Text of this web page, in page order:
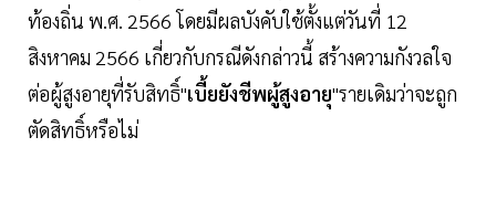
ท้องถิ่น พ.ศ. 2566 โดยมีผลบังคับใช้ตั้งแต่วันที่ 12
สิงหาคม 2566 เกี่ยวกับกรณีดังกล่าวนี้ สร้างความกังวลใจ
ต่อผู้สูงอายุที่รับสิทธิ์"เบี้ยยังชีพผู้สูงอายุ"รายเดิมว่าจะถูก
ตัดสิทธิ์หรือไม่